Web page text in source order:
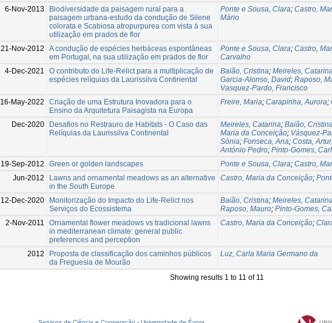
6-Nov-2013
Biodiversidade da paisagem rural para a
paisagem urbana-estudo da condução de Silene
colorata e Scabiosa atropurpurea com vista à sua
utilização em prados de flor
Ponte e Sousa, Clara; Castro,
Mário
21-Nov-2012
A condução de espécies herbáceas espontâneas
em Portugal, na sua utilização em prados de flor
Ponte e Sousa, Clara; Castro,
Carvalho
4-Dec-2021
O contributo do Life-Relict para a multiplicação de
espécies relíquias da Laurissilva Continental
Baião, Cristina; Meireles,
Garcia-Alonso, David; Raposo,
Vasquez-Pardo, Francisco
16-May-2022
Criação de uma Estrutura Inovadora para o
Ensino da Arquitetura Paisagista na Europa
Freire, Maria; Carapinha, Aurora;
Dec-2020
Desafios no Restrauro de Habitats - O Caso das
Relíquias da Laurissilva Continental
Meireles, Catarina; Baião,
Maria da Conceição; Vásquez-
Sónia; Fonseca, Ana; Costa, Artur
António Pedro; Pinto-Gomes,
19-Sep-2012
Green or golden landscapes Ponte e Sousa, Clara; Castro,
Jun-2012
Lawns and ornamental meadows as an alternative
in the South Europe
Castro, Maria da Conceição;
12-Dec-2020
Monitorização do Impacto do Life-Relict nos
Serviços do Ecossistema
Baião, Cristina; Meireles,
Raposo, Mauro; Pinto-Gomes,
2-Nov-2011
Ornamental flower meadows vs tradicional lawns
in mediterranean climate: general public
preferences and perception
Castro, Maria da Conceição;
2012
Proposta de classificação dos caminhos públicos
da Freguesia de Mourão
Luz, Carla Maria Germano da
Showing results 1 to 11 of 11